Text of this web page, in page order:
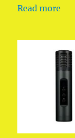
Read more